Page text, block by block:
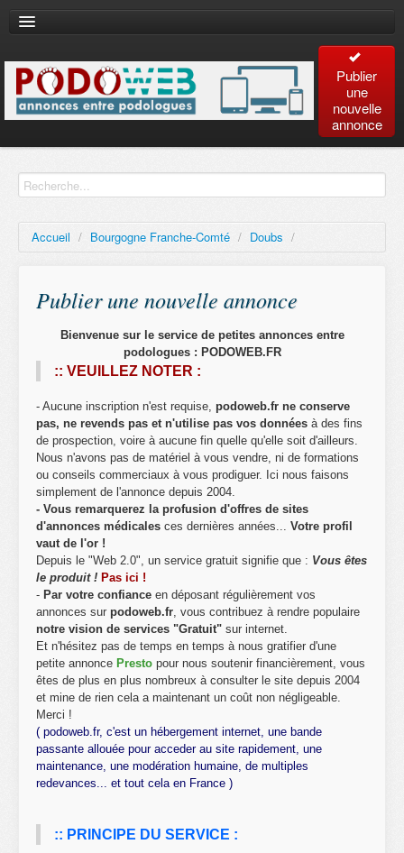
Publier
une
nouvelle
annonce
Contact
Accueil / Bourgogne Franche-Comté / Doubs /
Publier une nouvelle annonce
Bienvenue sur le service de petites annonces entre
podologues : PODOWEB.FR
:: VEUILLEZ NOTER :
- Aucune inscription n'est requise, podoweb.fr ne conserve
pas, ne revends pas et n'utilise pas vos données à des fins
de prospection, voire à aucune fin quelle qu'elle soit d'ailleurs.
Nous n'avons pas de matériel à vous vendre, ni de formations
ou conseils commerciaux à vous prodiguer. Ici nous faisons
simplement de l'annonce depuis 2004.
- Vous remarquerez la profusion d'offres de sites
d'annonces médicales ces dernières années... Votre profil
vaut de l'or !
Depuis le "Web 2.0", un service gratuit signifie que : Vous êtes
le produit ! Pas ici !
- Par votre confiance en déposant régulièrement vos
annonces sur podoweb.fr, vous contribuez à rendre populaire
notre vision de services "Gratuit" sur internet.
Et n'hésitez pas de temps en temps à nous gratifier d'une
petite annonce Presto pour nous soutenir financièrement, vous
êtes de plus en plus nombreux à consulter le site depuis 2004
et mine de rien cela a maintenant un coût non négligeable.
Merci !
( podoweb.fr, c'est un hébergement internet, une bande
passante allouée pour acceder au site rapidement, une
maintenance, une modération humaine, de multiples
redevances... et tout cela en France )
:: PRINCIPE DU SERVICE :